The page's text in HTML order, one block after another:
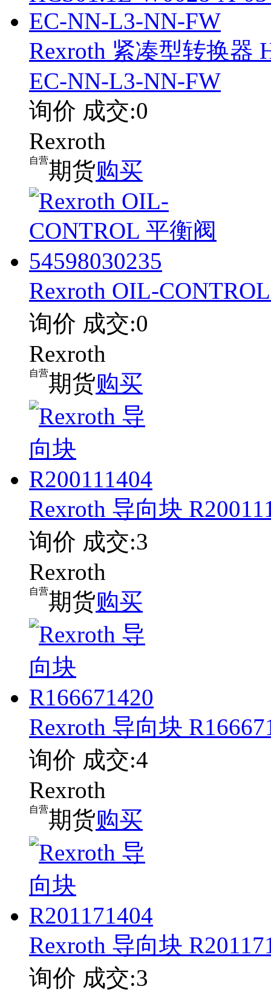
Rexroth 紧凑型转换器
EC-NN-L3-NN-FW
询价 成交:0
Rexroth
自营期货购买
Rexroth OIL-
询价 成交:0
Rexroth
自营期货购买
Rexroth 导向块
询价 成交:3
Rexroth
自营期货购买
Rexroth 导向块
询价 成交:4
Rexroth
自营期货购买
Rexroth 导向块
询价 成交:3